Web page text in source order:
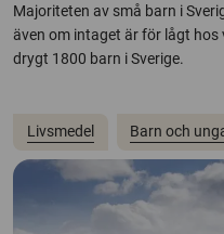
Majoriteten av små barn i
även om intaget är för lågt hos
drygt 1800 barn i Sverige.
Livsmedel Barn och